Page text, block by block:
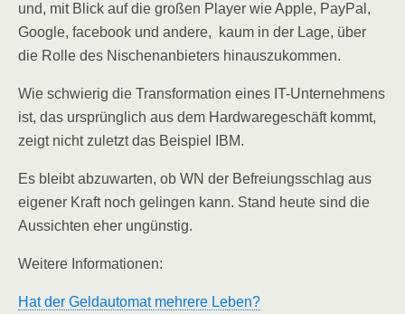
und, mit Blick auf die gro­ßen Play­er wie Apple, Pay­Pal,
Goog­le, face­book und ande­re, kaum in der Lage, über
die Rol­le des Nischen­an­bie­ters hinauszukommen.
Wie schwie­rig die Trans­for­ma­ti­on eines IT-Unter­neh­mens
ist, das ursprüng­lich aus dem Hard­ware­ge­schäft kommt,
zeigt nicht zuletzt das Bei­spiel IBM.
Es bleibt abzu­war­ten, ob WN der Befrei­ungs­schlag aus
eige­ner Kraft noch gelin­gen kann. Stand heu­te sind die
Aus­sich­ten eher ungünstig.
Wei­te­re Informationen:
Hat der Geld­au­to­mat meh­re­re Leben?